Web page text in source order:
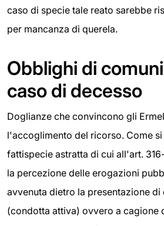
caso di specie tale reato sarebbe
per mancanza di querela.
Obblighi di
caso di decesso
Doglianze che convincono gli
l'accoglimento del ricorso. Come si
fattispecie astratta di cui all'art.
la percezione delle erogazioni
avvenuta dietro la presentazione di
(condotta attiva) ovvero a cagione